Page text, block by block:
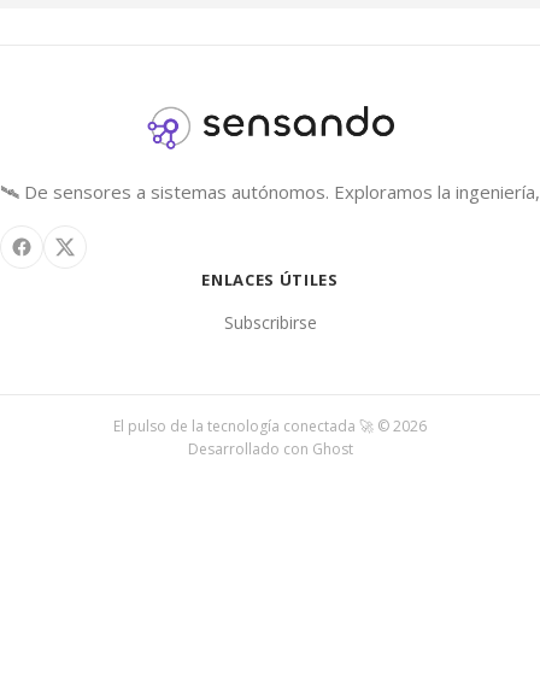
🛰️ De sensores a sistemas autónomos. Exploramos la
ENLACES ÚTILES
Subscribirse
El pulso de la tecnología conectada 🚀 © 2026
Desarrollado con Ghost